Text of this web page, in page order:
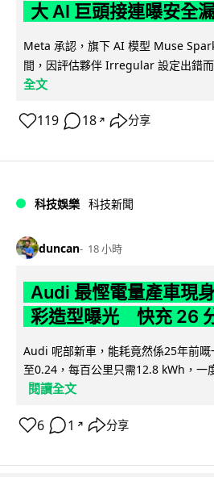
大 AI 巨頭接連曝安全
Meta 承認，旗下 AI 模型 Muse
間，因評估夥伴 Irregular 設定出錯
全文
119 18 ↗ 分享
科技娛樂 科技新聞
duncan 18 小時
Audi 最慳電量產車
彩造型曝光 快充 26
Audi 呢部新車，能耗竟然係25年前
至0.24，每百公里只需12.8 kWh，一
閱讀全文
6 1 ↗ 分享